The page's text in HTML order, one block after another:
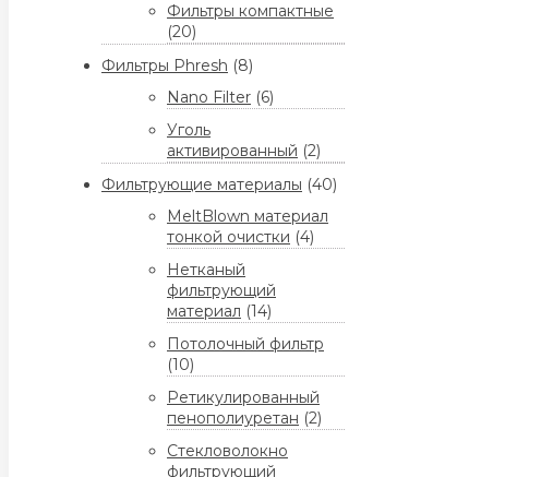
Фильтры компактные
(20)
Фильтры Phresh (8)
Nano Filter (6)
Уголь
активированный (2)
Фильтрующие материалы (40)
MeltBlown материал
тонкой очистки (4)
Нетканый
фильтрующий
материал (14)
Потолочный фильтр
(10)
Ретикулированный
пенополиуретан (2)
Стекловолокно
фильтрующий